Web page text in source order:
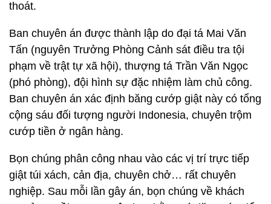
thoát.
Ban chuyên án được thành lập do đại tá Mai Văn
Tấn (nguyên Trưởng Phòng Cảnh sát điều tra tội
phạm về trật tự xã hội), thượng tá Trần Văn Ngọc
(phó phòng), đội hình sự đặc nhiệm làm chủ công.
Ban chuyên án xác định băng cướp giật này có tổng
cộng sáu đối tượng người Indonesia, chuyên trộm
cướp tiền ở ngân hàng.
Bọn chúng phân công nhau vào các vị trí trực tiếp
giật túi xách, cản địa, chuyên chở… rất chuyên
nghiệp. Sau mỗi lần gây án, bọn chúng về khách